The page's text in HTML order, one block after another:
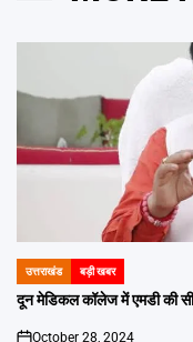
POSTED
IN
उत्तराखंड बड़ी खबर
दून मेडिकल कॉलेज में एमडी की
October 28, 2024